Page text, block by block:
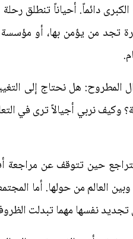
دائماً. أحياناً تنطلق
تجد من يؤمن بها، أو
المطروح: هل نحتاج إلى
نربي أجيالاً ترى في
حين تتوقف عن مراجعة
وبين العالم من حولها. أما
تجديد نفسها مهما تبدلت